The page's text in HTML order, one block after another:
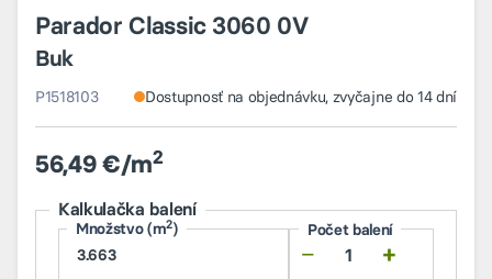
Parador Classic 3060 0V
Buk
P1518103 Dostupnosť na objednávku, zvyčajne do 14 dní
56,49 €/m2
Kalkulačka balení
Množstvo (m2) Počet balení
− +